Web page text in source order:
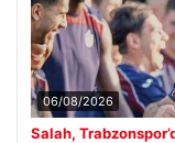
06/08/2026
Salah,